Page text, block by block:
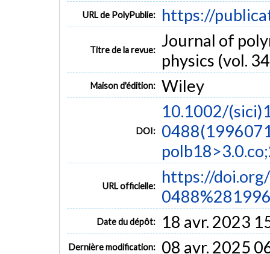
URL de PolyPublie: https://
Titre de la revue: Journal of
physics (vol.
Maison d'édition: Wiley
DOI:
10.1002/
URL officielle:
https://
Date du dépôt: 18 avr. 2023
Dernière modification: 08 avr. 2025